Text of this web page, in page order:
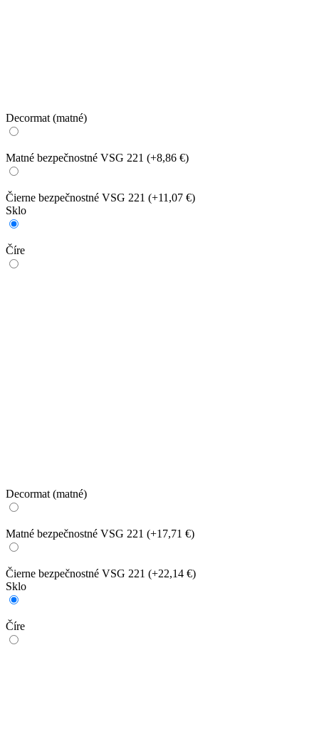
Decormat (matné)
Matné bezpečnostné VSG 221 (+8,86 €)
Čierne bezpečnostné VSG 221 (+11,07 €)
Sklo
Číre
Decormat (matné)
Matné bezpečnostné VSG 221 (+17,71 €)
Čierne bezpečnostné VSG 221 (+22,14 €)
Sklo
Číre